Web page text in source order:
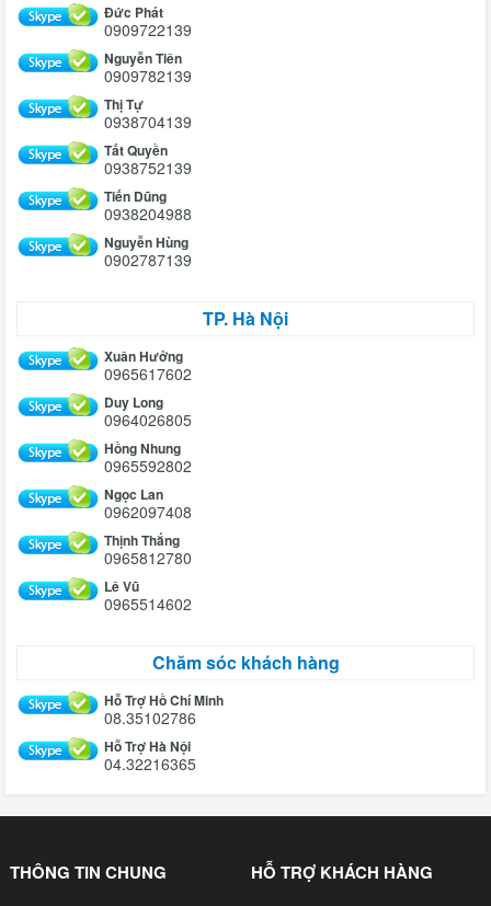
Đức Phát
0909722139
Nguyễn Tiên
0909782139
Thị Tự
0938704139
Tất Quyền
0938752139
Tiến Dũng
0938204988
Nguyễn Hùng
0902787139
TP. Hà Nội
Xuân Hưởng
0965617602
Duy Long
0964026805
Hồng Nhung
0965592802
Ngọc Lan
0962097408
Thịnh Thắng
0965812780
Lê Vũ
0965514602
Chăm sóc khách hàng
Hỗ Trợ Hồ Chí Minh
08.35102786
Hỗ Trợ Hà Nội
04.32216365
THÔNG TIN CHUNG HỖ TRỢ KHÁCH HÀNG